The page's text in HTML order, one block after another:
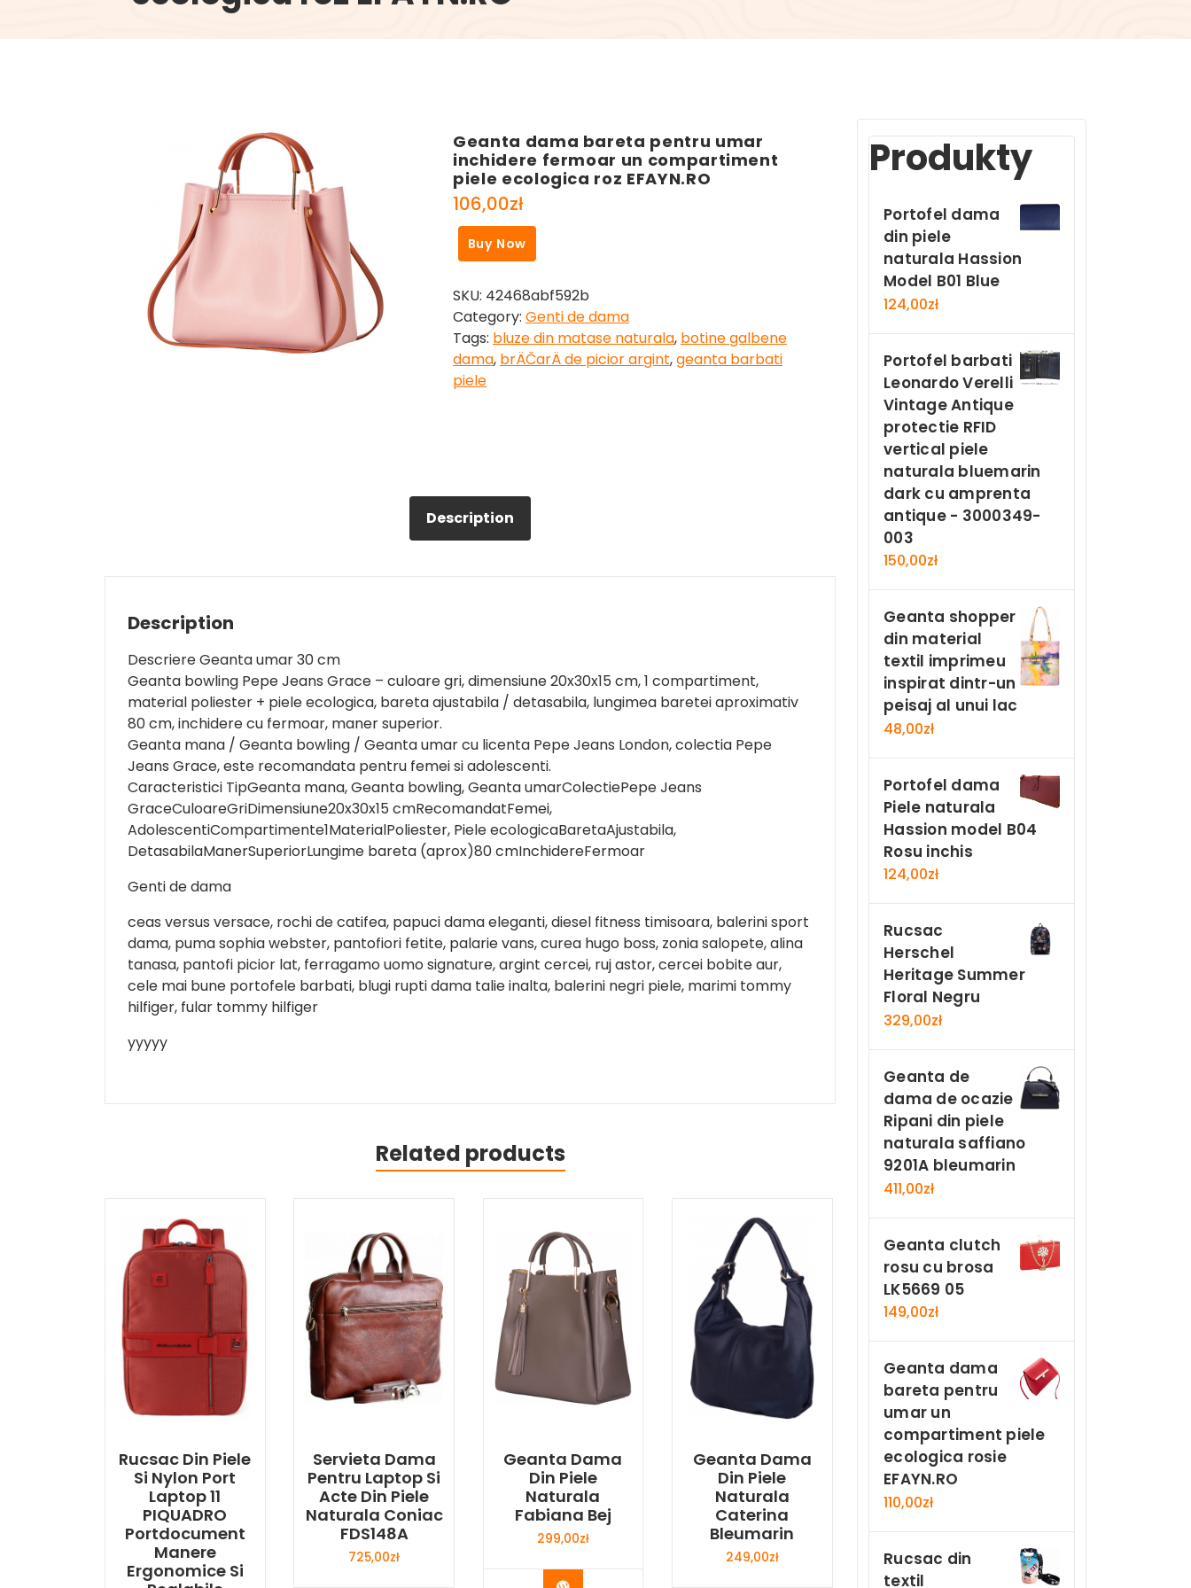
Geanta dama bareta pentru umar
inchidere fermoar un compartiment
piele ecologica roz EFAYN.RO
106,00zł
Buy Now
SKU: 42468abf592b
Category: Genti de dama
Tags: bluze din matase naturala, botine galbene
dama, brÄČarÄ de picior argint,geanta barbati
piele
Description
Description
Descriere Geanta umar 30 cm
Geanta bowling Pepe Jeans Grace – culoare gri, dimensiune 20x30x15 cm, 1 compartiment,
material poliester + piele ecologica, bareta ajustabila / detasabila, lungimea baretei aproximativ
80 cm, inchidere cu fermoar, maner superior.
Geanta mana / Geanta bowling / Geanta umar cu licenta Pepe Jeans London, colectia Pepe
Jeans Grace, este recomandata pentru femei si adolescenti.
Caracteristici TipGeanta mana, Geanta bowling, Geanta umarColectiePepe Jeans
GraceCuloareGriDimensiune20x30x15 cmRecomandatFemei,
AdolescentiCompartimente1MaterialPoliester, Piele ecologicaBaretaAjustabila,
DetasabilaManerSuperiorLungime bareta (aprox)80 cmInchidereFermoar
Genti de dama
ceas versus versace, rochi de catifea, papuci dama eleganti, diesel fitness timisoara, balerini sport
dama, puma sophia webster, pantofiori fetite, palarie vans, curea hugo boss, zonia salopete, alina
tanasa, pantofi picior lat, ferragamo uomo signature, argint cercei, ruj astor, cercei bobite aur,
cele mai bune portofele barbati, blugi rupti dama talie inalta, balerini negri piele, marimi tommy
hilfiger, fular tommy hilfiger
yyyyy
Related products
Rucsac Din Piele
Si Nylon Port
Laptop 11
PIQUADRO
Portdocument
Manere
Ergonomice Si
Servieta Dama
Pentru Laptop Si
Acte Din Piele
Naturala Coniac
FDS148A
725,00zł
Geanta Dama
Din Piele
Naturala
Fabiana Bej
299,00zł
Geanta Dama
Din Piele
Naturala
Caterina
Bleumarin
249,00zł
Produkty
Portofel dama
din piele
naturala Hassion
Model B01 Blue
124,00zł
Portofel barbati
Leonardo Verelli
Vintage Antique
protectie RFID
vertical piele
naturala bluemarin
dark cu amprenta
antique - 3000349-
003
150,00zł
Geanta shopper
din material
textil imprimeu
inspirat dintr-un
peisaj al unui lac
48,00zł
Portofel dama
Piele naturala
Hassion model B04
Rosu inchis
124,00zł
Rucsac
Herschel
Heritage Summer
Floral Negru
329,00zł
Geanta de
dama de ocazie
Ripani din piele
naturala saffiano
9201A bleumarin
411,00zł
Geanta clutch
rosu cu brosa
LK5669 05
149,00zł
Geanta dama
bareta pentru
umar un
compartiment piele
ecologica rosie
EFAYN.RO
110,00zł
Rucsac din
textil